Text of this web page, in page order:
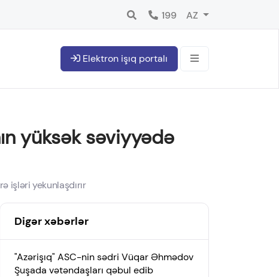
199 AZ
Elektron işıq portalı
yüksək səviyyədə
işləri yekunlaşdırır
Digər xəbərlər
"Azərişıq" ASC-nin sədri Vüqar Əhmədov
Şuşada vətəndaşları qəbul edib